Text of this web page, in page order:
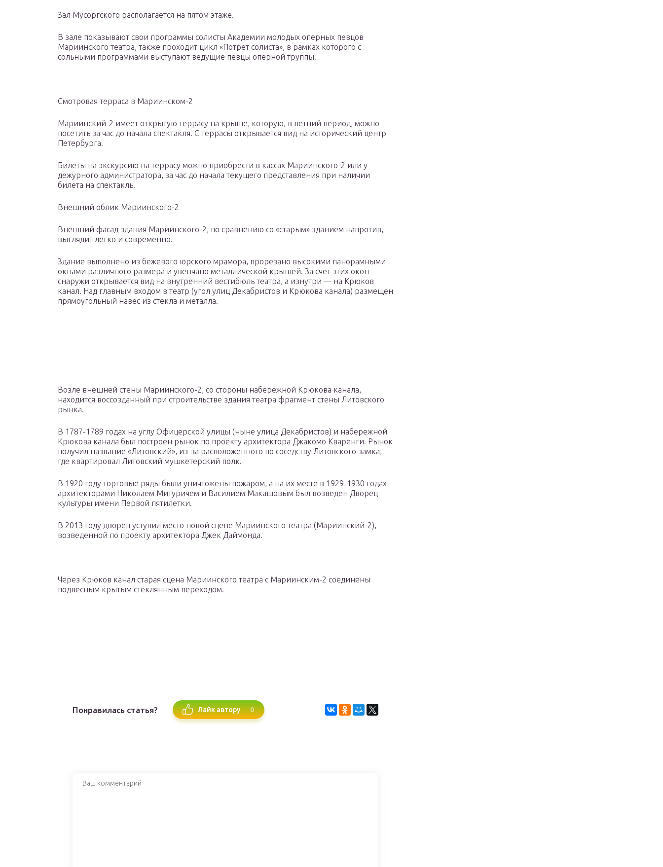
Зал Мусоргского располагается на пятом этаже.
В зале показывают свои программы солисты Академии молодых оперных певцов
Мариинского театра, также проходит цикл «Потрет солиста», в рамках которого с
сольными программами выступают ведущие певцы оперной труппы.
Смотровая терраса в Мариинском-2
Мариинский-2 имеет открытую террасу на крыше, которую, в летний период, можно
посетить за час до начала спектакля. С террасы открывается вид на исторический центр
Петербурга.
Билеты на экскурсию на террасу можно приобрести в кассах Мариинского-2 или у
дежурного администратора, за час до начала текущего представления при наличии
билета на спектакль.
Внешний облик Мариинского-2
Внешний фасад здания Мариинского-2, по сравнению со «старым» зданием напротив,
выглядит легко и современно.
Здание выполнено из бежевого юрского мрамора, прорезано высокими панорамными
окнами различного размера и увенчано металлической крышей. За счет этих окон
снаружи открывается вид на внутренний вестибюль театра, а изнутри — на Крюков
канал. Над главным входом в театр (угол улиц Декабристов и Крюкова канала) размещен
прямоугольный навес из стекла и металла.
Возле внешней стены Мариинского-2, со стороны набережной Крюкова канала,
находится воссозданный при строительстве здания театра фрагмент стены Литовского
рынка.
В 1787-1789 годах на углу Офицерской улицы (ныне улица Декабристов) и набережной
Крюкова канала был построен рынок по проекту архитектора Джакомо Кваренги. Рынок
получил название «Литовский», из-за расположенного по соседству Литовского замка,
где квартировал Литовский мушкетерский полк.
В 1920 году торговые ряды были уничтожены пожаром, а на их месте в 1929-1930 годах
архитекторами Николаем Митуричем и Василием Макашовым был возведен Дворец
культуры имени Первой пятилетки.
В 2013 году дворец уступил место новой сцене Мариинского театра (Мариинский-2),
возведенной по проекту архитектора Джек Даймонда.
Через Крюков канал старая сцена Мариинского театра с Мариинским-2 соединены
подвесным крытым стеклянным переходом.
Понравилась статья? Лайк автору 0